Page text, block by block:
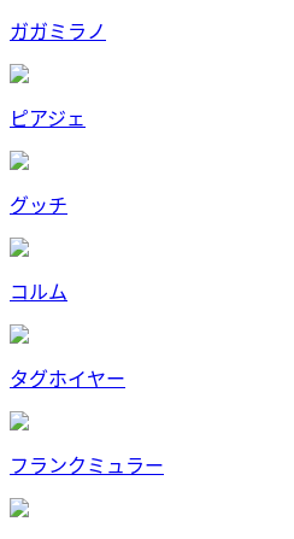
ガガミラノ
ピアジェ
グッチ
コルム
タグホイヤー
フランクミュラー